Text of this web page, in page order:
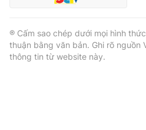
® Cấm sao chép dưới mọi hình
thuận bằng văn bản. Ghi rõ nguồn
thông tin từ website này.